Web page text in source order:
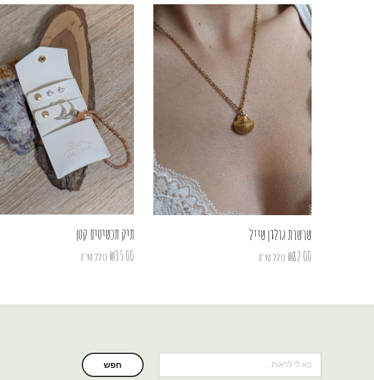
שרשרת גולדן שייל
₪82.00 כולל מע"מ
תיק תכשיטים קטן
₪35.00 כולל מע"מ
חיפוש חפש